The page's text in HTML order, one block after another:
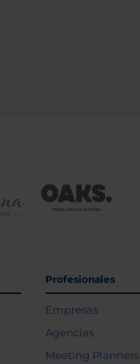
Profesionales
Empresas
Agencias
Meeting Planners